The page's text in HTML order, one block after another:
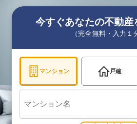
今すぐあなたの不動産
（完全無料・入力１
マンション 戸建